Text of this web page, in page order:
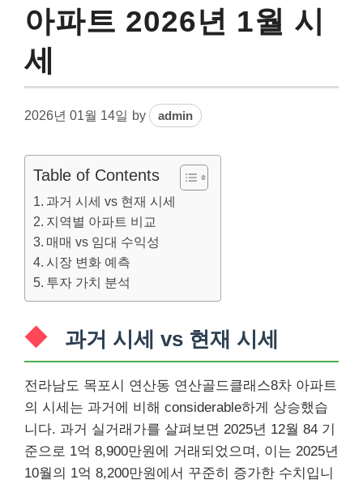
아파트 2026년 1월 시
세
2026년 01월 14일 by admin
Table of Contents
과거 시세 vs 현재 시세
지역별 아파트 비교
매매 vs 임대 수익성
시장 변화 예측
투자 가치 분석
과거 시세 vs 현재 시세
전라남도 목포시 연산동 연산골드클래스8차 아파트
의 시세는 과거에 비해 considerable하게 상승했습
니다. 과거 실거래가를 살펴보면 2025년 12월 84 기
준으로 1억 8,900만원에 거래되었으며, 이는 2025년
10월의 1억 8,200만원에서 꾸준히 증가한 수치입니